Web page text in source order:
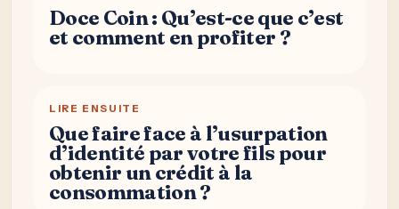
Doce Coin : Qu’est-ce que c’est
et comment en profiter ?
LIRE ENSUITE
Que faire face à l’usurpation
d’identité par votre fils pour
obtenir un crédit à la
consommation ?